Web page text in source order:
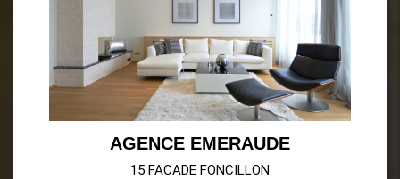
AGENCE EMERAUDE
15 FACADE FONCILLON